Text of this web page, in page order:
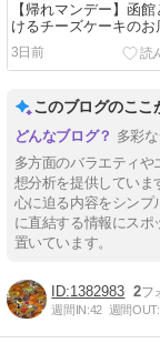
【帰れマンデー】函館
けるチーズケーキのお
こ？髙橋海人・サンド
絶賛の「スナッフルス
ーズオムレット＆店舗
3日前
このブログのここ
多彩
多方面のバラエティ
想分析を提供していま
心に迫る内容をシンプ
に直結する情報にスポ
置いています。
1382983 2
週間IN:42 週間OUT: